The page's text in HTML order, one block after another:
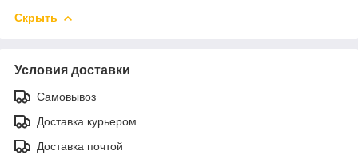
Скрыть
Условия доставки
Самовывоз
Доставка курьером
Доставка почтой